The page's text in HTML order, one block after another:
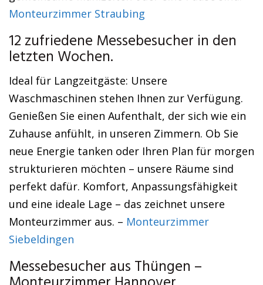
Monteurzimmer Straubing
12 zufriedene Messebesucher in den
letzten Wochen.
Ideal für Langzeitgäste: Unsere
Waschmaschinen stehen Ihnen zur Verfügung.
Genießen Sie einen Aufenthalt, der sich wie ein
Zuhause anfühlt, in unseren Zimmern. Ob Sie
neue Energie tanken oder Ihren Plan für morgen
strukturieren möchten – unsere Räume sind
perfekt dafür. Komfort, Anpassungsfähigkeit
und eine ideale Lage – das zeichnet unsere
Monteurzimmer aus. – Monteurzimmer
Siebeldingen
Messebesucher aus Thüngen –